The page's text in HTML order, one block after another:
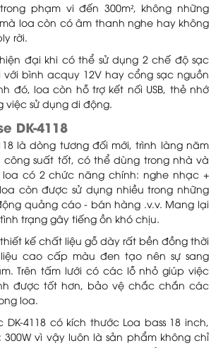
phạm vi đến 300m², không những
loa còn có âm thanh nghe hay không
rời.
đại khi có thể sử dụng 2 chế độ sạc
với bình acquy 12V hay cổng sạc nguồn
đó, loa còn hỗ trợ kết nối USB, thẻ nhớ
việc sử dụng di động.
DK-4118
là dòng tương đối mới, trình làng năm
công suất tốt, có thể dùng trong nhà và
có 2 chức năng chính: nghe nhạc +
còn được sử dụng nhiều trong những
quảng cáo - bán hàng .v.v. Mang lại
trạng gây tiếng ồn khó chịu.
kế chất liệu gỗ dày rất bền đồng thời
cao cấp màu đen tạo nên sự sang
Trên tấm lưới có các lỗ nhỏ giúp việc
được tốt hơn, bảo vệ chắc chắn các
loa.
DK-4118 có kích thước Loa bass 18 inch,
300W vì vậy luôn là sản phẩm không chỉ